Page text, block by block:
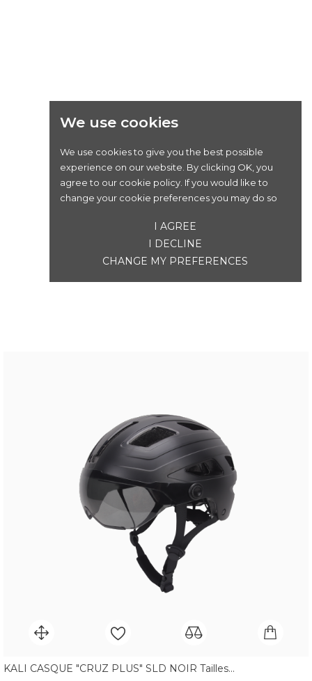
We use cookies
We use cookies to give you the best possible
experience on our website. By clicking OK, you
agree to our cookie policy. If you would like to
change your cookie preferences you may do so
I AGREE
I DECLINE
CHANGE MY PREFERENCES
KALI CASQUE "CRUZ PLUS" SLD NOIR Tailles...